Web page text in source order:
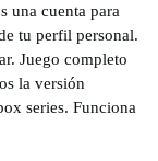
una cuenta para
tu perfil personal.
Juego completo
la versión
series. Funciona